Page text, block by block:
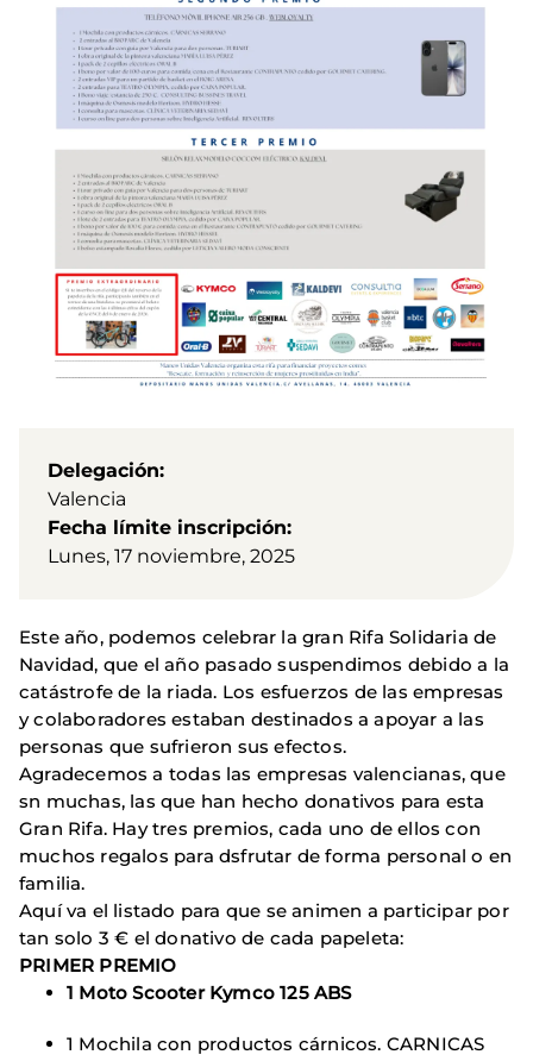
Delegación
Valencia
Fecha límite inscripción
Lunes, 17 noviembre, 2025
Este año, podemos celebrar la gran Rifa Solidaria de
Navidad, que el año pasado suspendimos debido a la
catástrofe de la riada. Los esfuerzos de las empresas
y colaboradores estaban destinados a apoyar a las
personas que sufrieron sus efectos.
Agradecemos a todas las empresas valencianas, que
sn muchas, las que han hecho donativos para esta
Gran Rifa. Hay tres premios, cada uno de ellos con
muchos regalos para dsfrutar de forma personal o en
familia.
Aquí va el listado para que se animen a participar por
tan solo 3 € el donativo de cada papeleta:
PRIMER PREMIO
1 Moto Scooter Kymco 125 ABS
1 Mochila con productos cárnicos. CARNICAS